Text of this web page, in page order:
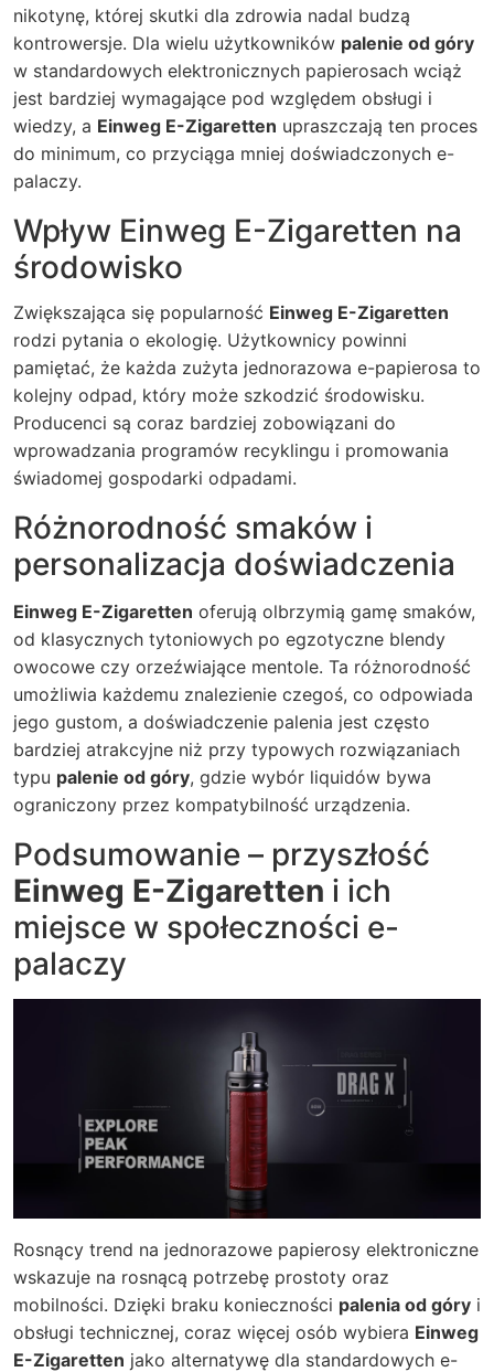
nikotynę, której skutki dla zdrowia nadal budzą
kontrowersje. Dla wielu użytkowników palenie od góry
w standardowych elektronicznych papierosach wciąż
jest bardziej wymagające pod względem obsługi i
wiedzy, a Einweg E-Zigaretten upraszczają ten proces
do minimum, co przyciąga mniej doświadczonych e-
palaczy.
Wpływ Einweg E-Zigaretten na
środowisko
Zwiększająca się popularność Einweg E-Zigaretten
rodzi pytania o ekologię. Użytkownicy powinni
pamiętać, że każda zużyta jednorazowa e-papierosa to
kolejny odpad, który może szkodzić środowisku.
Producenci są coraz bardziej zobowiązani do
wprowadzania programów recyklingu i promowania
świadomej gospodarki odpadami.
Różnorodność smaków i
personalizacja doświadczenia
Einweg E-Zigaretten oferują olbrzymią gamę smaków,
od klasycznych tytoniowych po egzotyczne blendy
owocowe czy orzeźwiające mentole. Ta różnorodność
umożliwia każdemu znalezienie czegoś, co odpowiada
jego gustom, a doświadczenie palenia jest często
bardziej atrakcyjne niż przy typowych rozwiązaniach
typu palenie od góry, gdzie wybór liquidów bywa
ograniczony przez kompatybilność urządzenia.
Podsumowanie – przyszłość
Einweg E-Zigaretten i ich
miejsce w społeczności e-
palaczy
Rosnący trend na jednorazowe papierosy elektroniczne
wskazuje na rosnącą potrzebę prostoty oraz
mobilności. Dzięki braku konieczności palenia od góry i
obsługi technicznej, coraz więcej osób wybiera Einweg
E-Zigaretten jako alternatywę dla standardowych e-